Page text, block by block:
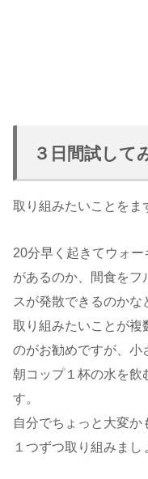
３日間試して
取り組みたいことをま
20分早く起きてウォ
があるのか、間食をフ
スが発散できるのかな
取り組みたいことが複
のがお勧めですが、小
朝コップ１杯の水を飲
す。
自分でちょっと大変
１つずつ取り組みまし